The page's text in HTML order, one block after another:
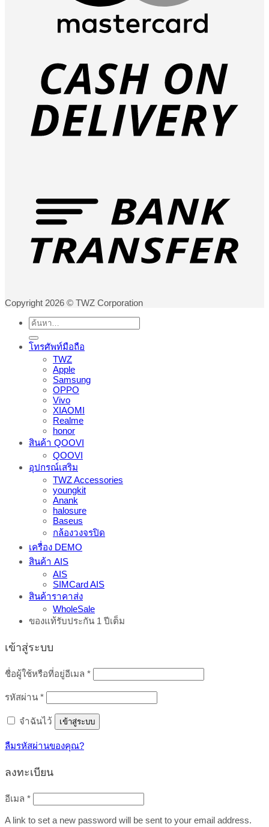
Copyright 2026 © TWZ Corporation
ค้นหา:
โทรศัพท์มือถือ
TWZ
Apple
Samsung
OPPO
Vivo
XIAOMI
Realme
honor
สินค้า QOOVI
QOOVI
อุปกรณ์เสริม
TWZ Accessories
youngkit
Anank
halosure
Baseus
กล้องวงจรปิด
เครื่อง DEMO
สินค้า AIS
AIS
SIMCard AIS
สินค้าราคาส่ง
WholeSale
ของแท้รับประกัน 1 ปีเต็ม
เข้าสู่ระบบ
ชื่อผู้ใช้หรือที่อยู่อีเมล *ต้องการ
รหัสผ่าน *ต้องการ
จำฉันไว้ เข้าสู่ระบบ
ลืมรหัสผ่านของคุณ?
ลงทะเบียน
อีเมล *ต้องการ
A link to set a new password will be sent to your email address.